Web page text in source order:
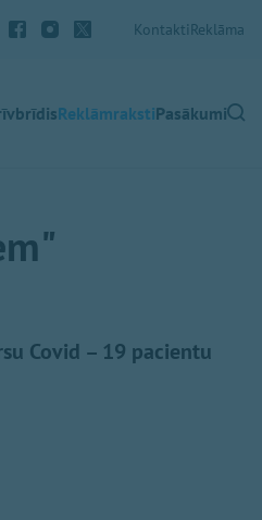
KontaktiReklāma
ReklāmrakstiPasākumi
Covid – 19 pacientu